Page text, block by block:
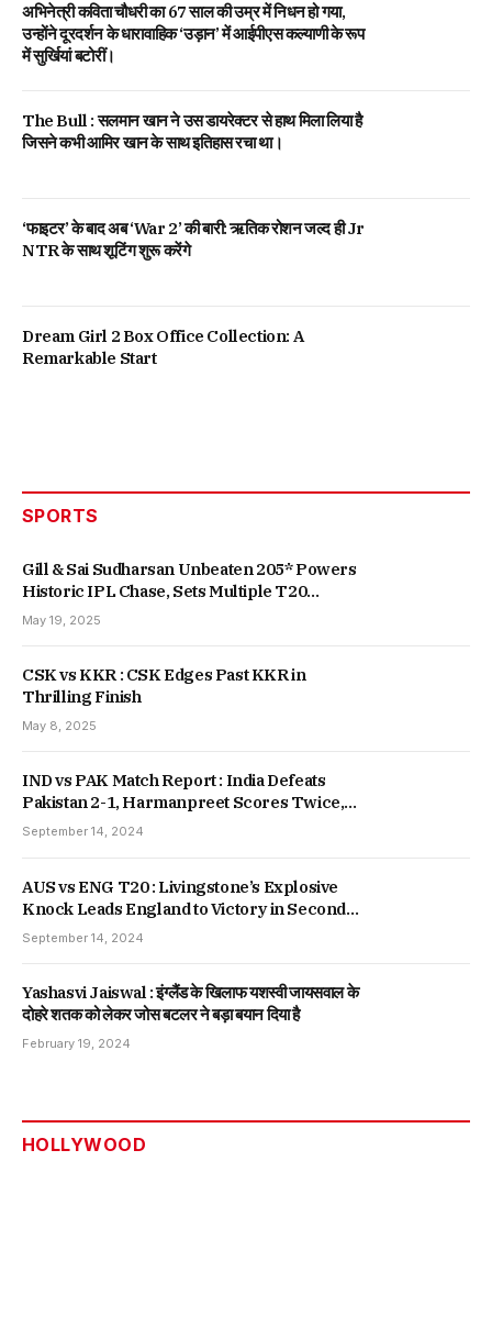
अभिनेत्री कविता चौधरी का 67 साल की उम्र में निधन हो गया,
उन्होंने दूरदर्शन के धारावाहिक ‘उड़ान’ में आईपीएस कल्याणी के रूप
में सुर्खियां बटोरीं।
The Bull : सलमान खान ने उस डायरेक्टर से हाथ मिला लिया है
जिसने कभी आमिर खान के साथ इतिहास रचा था।
‘फाइटर’ के बाद अब ‘War 2’ की बारी: ऋतिक रोशन जल्द ही Jr
NTR के साथ शूटिंग शुरू करेंगे
Dream Girl 2 Box Office Collection: A
Remarkable Start
SPORTS
Gill & Sai Sudharsan Unbeaten 205* Powers
Historic IPL Chase, Sets Multiple T20
Records
May 19, 2025
CSK vs KKR : CSK Edges Past KKR in
Thrilling Finish
May 8, 2025
IND vs PAK Match Report : India Defeats
Pakistan 2-1, Harmanpreet Scores Twice,
Secures Fifth Consecutive Win
September 14, 2024
AUS vs ENG T20 : Livingstone’s Explosive
Knock Leads England to Victory in Second
T20, Series Tied
September 14, 2024
Yashasvi Jaiswal : इंग्लैंड के खिलाफ यशस्वी जायसवाल के
दोहरे शतक को लेकर जोस बटलर ने बड़ा बयान दिया है
February 19, 2024
HOLLYWOOD